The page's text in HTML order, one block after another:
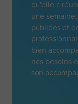
qu'elle a
une
publiées et
bien
nos besoins
son